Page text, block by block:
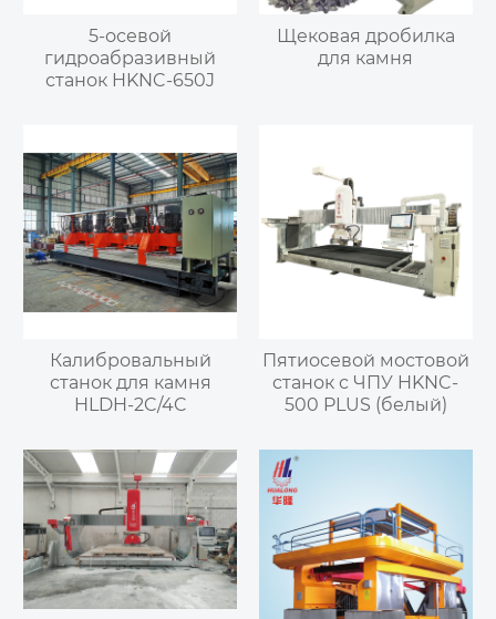
5-осевой
гидроабразивный
станок HKNC-650J
Щековая дробилка
для камня
Калибровальный
станок для камня
HLDH-2C/4C
Пятиосевой мостовой
станок с ЧПУ HKNC-
500 PLUS (белый)